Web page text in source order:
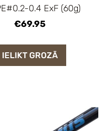
0.4 ExF (60g)
€69.95
IELIKT GROZĀ